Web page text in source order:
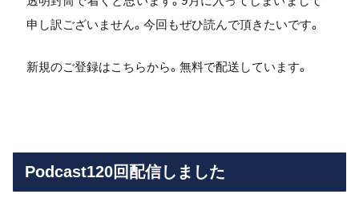
申し訳ございません。今回もぜひ読んで頂きたいです。
新規のご登録はこちらから。無料で配送しています。
Podcast120回配信しました